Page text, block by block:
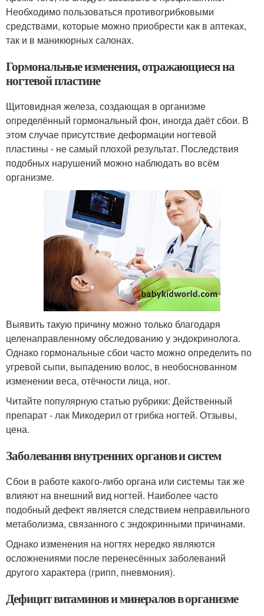
Необходимо пользоваться противогрибковыми
средствами, которые можно приобрести как в аптеках,
так и в маникюрных салонах.
Гормональные изменения, отражающиеся на
ногтевой пластине
Щитовидная железа, создающая в организме
определённый гормональный фон, иногда даёт сбои. В
этом случае присутствие деформации ногтевой
пластины - не самый плохой результат. Последствия
подобных нарушений можно наблюдать во всём
организме.
Выявить такую причину можно только благодаря
целенаправленному обследованию у эндокринолога.
Однако гормональные сбои часто можно определить по
угревой сыпи, выпадению волос, в необоснованном
изменении веса, отёчности лица, ног.
Читайте популярную статью рубрики: Действенный
препарат - лак Микодерил от грибка ногтей. Отзывы,
цена.
Заболевания внутренних органов и систем
Сбои в работе какого-либо органа или системы так же
влияют на внешний вид ногтей. Наиболее часто
подобный дефект является следствием неправильного
метаболизма, связанного с эндокринными причинами.
Однако изменения на ногтях нередко являются
осложнениями после перенесённых заболеваний
другого характера (грипп, пневмония).
Дефицит витаминов и минералов в организме